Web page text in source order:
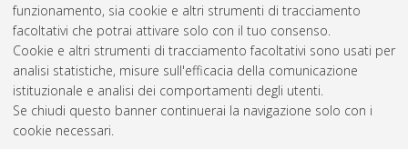
funzionamento, sia cookie e altri strumenti di tracciamento
facoltativi che potrai attivare solo con il tuo consenso.
Cookie e altri strumenti di tracciamento facoltativi sono usati per
analisi statistiche, misure sull'efficacia della comunicazione
istituzionale e analisi dei comportamenti degli utenti.
Se chiudi questo banner continuerai la navigazione solo con i
cookie necessari.
Gestione del documento: